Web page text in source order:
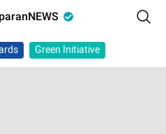
Green Initiative